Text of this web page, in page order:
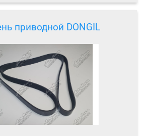
приводной DONGIL